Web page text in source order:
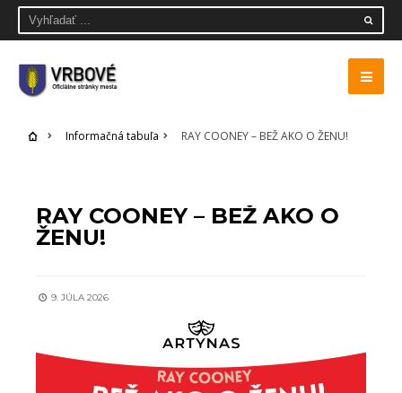
Informačná tabuľa RAY COONEY – BEŽ AKO O ŽENU!
RAY COONEY – BEŽ AKO O
ŽENU!
9. JÚLA 2026